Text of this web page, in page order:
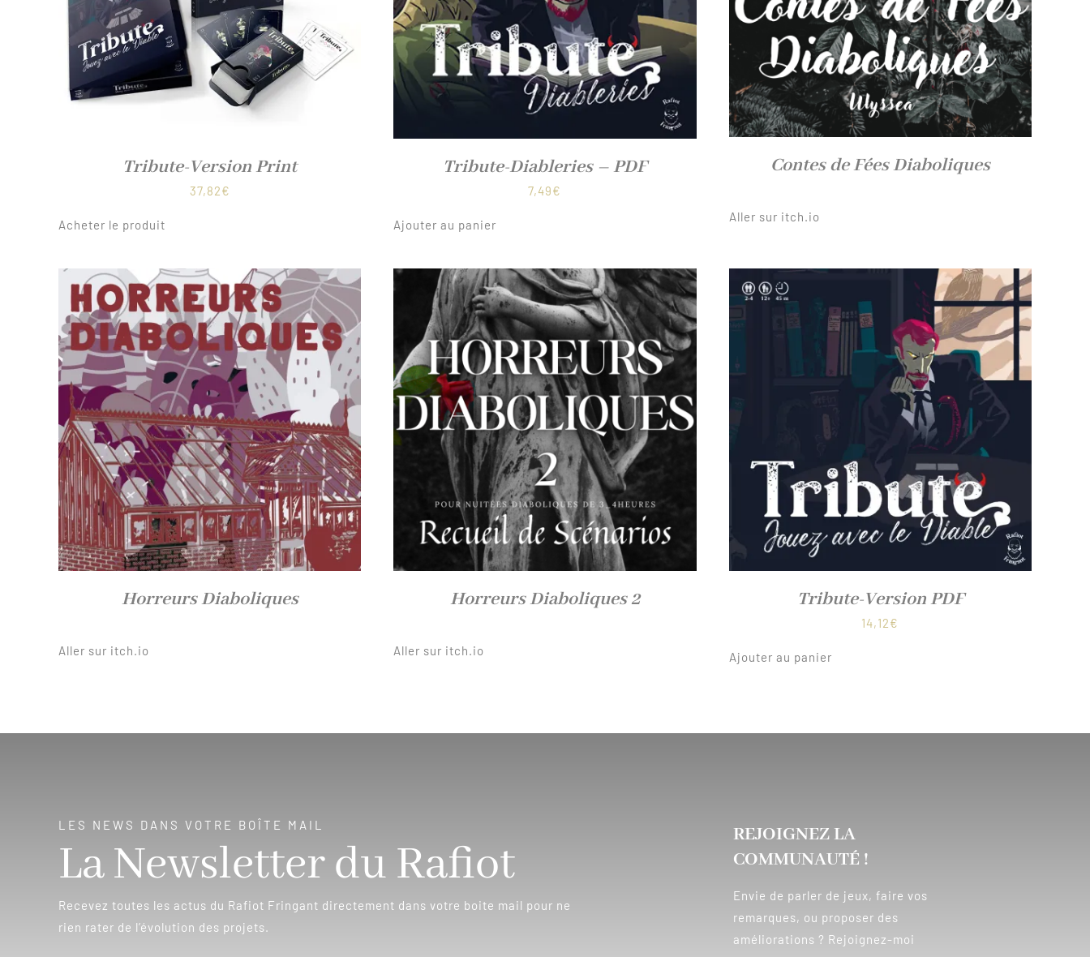
Tribute-Version Print
37,82€
Acheter le produit
Tribute-Diableries – PDF
7,49€
Ajouter au panier
Contes de Fées Diaboliques
Aller sur itch.io
Horreurs Diaboliques
Aller sur itch.io
Horreurs Diaboliques 2
Aller sur itch.io
Tribute-Version PDF
14,12€
Ajouter au panier
LES NEWS DANS VOTRE BOÎTE MAIL
La Newsletter du Rafiot
Recevez toutes les actus du Rafiot Fringant directement dans votre boite mail pour ne
rien rater de l’évolution des projets.
REJOIGNEZ LA
COMMUNAUTÉ !
Envie de parler de jeux, faire vos
remarques, ou proposer des
améliorations ? Rejoignez-moi